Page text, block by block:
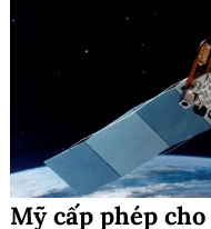
Mỹ cấp phép